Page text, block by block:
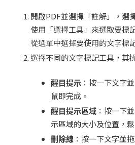
開啟PDF並選擇「註解」，選
使用「選擇工具」來選取要標
從選單中選擇要使用的文字標
選擇不同的文字標記工具，其
醒目提示 ：按一下文字
鼠即完成。
醒目提示區域 ：按一下
示區域的大小及位置，
刪除線 ：按一下文字並